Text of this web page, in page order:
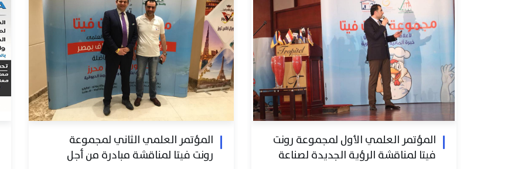
المؤتمر العلمي الأول لمجموعة رونت
فيتا لمناقشة الرؤية الجديدة لصناعة
المؤتمر العلمي الثاني لمجموعة
رونت فيتا لمناقشة مبادرة من أجل